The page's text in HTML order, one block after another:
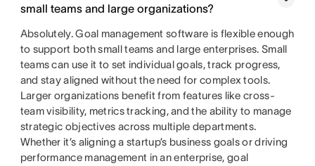
small teams and large organizations?
Absolutely. Goal management software is flexible enough
to support both small teams and large enterprises. Small
teams can use it to set individual goals, track progress,
and stay aligned without the need for complex tools.
Larger organizations benefit from features like cross-
team visibility, metrics tracking, and the ability to manage
strategic objectives across multiple departments.
Whether it’s aligning a startup’s business goals or driving
performance management in an enterprise, goal